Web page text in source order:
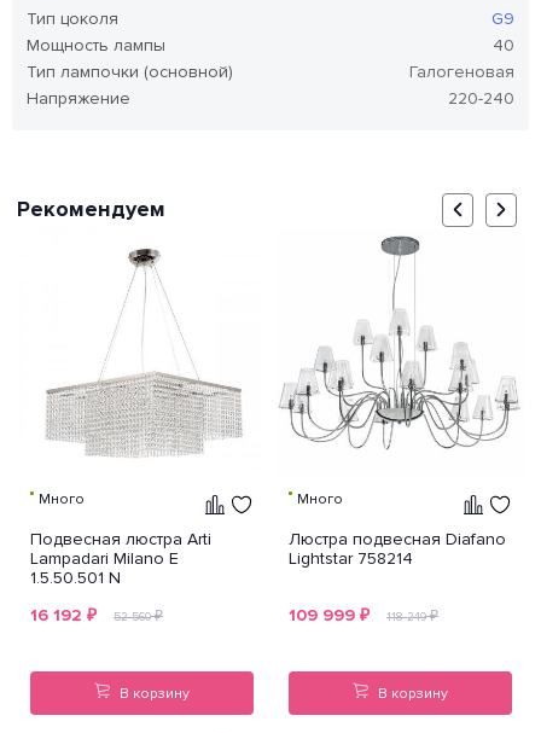
Тип цоколя
G9
Мощность лампы
40
Тип лампочки (основной)
Галогеновая
Напряжение
220-240
Рекомендуем
Много
Подвесная люстра Arti
Lampadari Milano E
1.5.50.501 N
16 192 ₽ 52 560₽
В корзину
Много
Люстра подвесная Diafano
Lightstar 758214
109 999 ₽ 118 249₽
В корзину